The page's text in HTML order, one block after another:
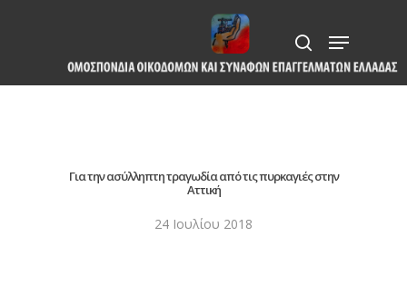
content
search
Menu
Για την ασύλληπτη τραγωδία από τις πυρκαγιές στην
Αττική
24 Ιουλίου 2018